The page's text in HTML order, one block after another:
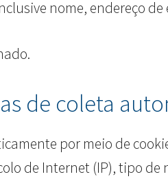
nome, endereço
de coleta
por meio de
de Internet (IP), tipo